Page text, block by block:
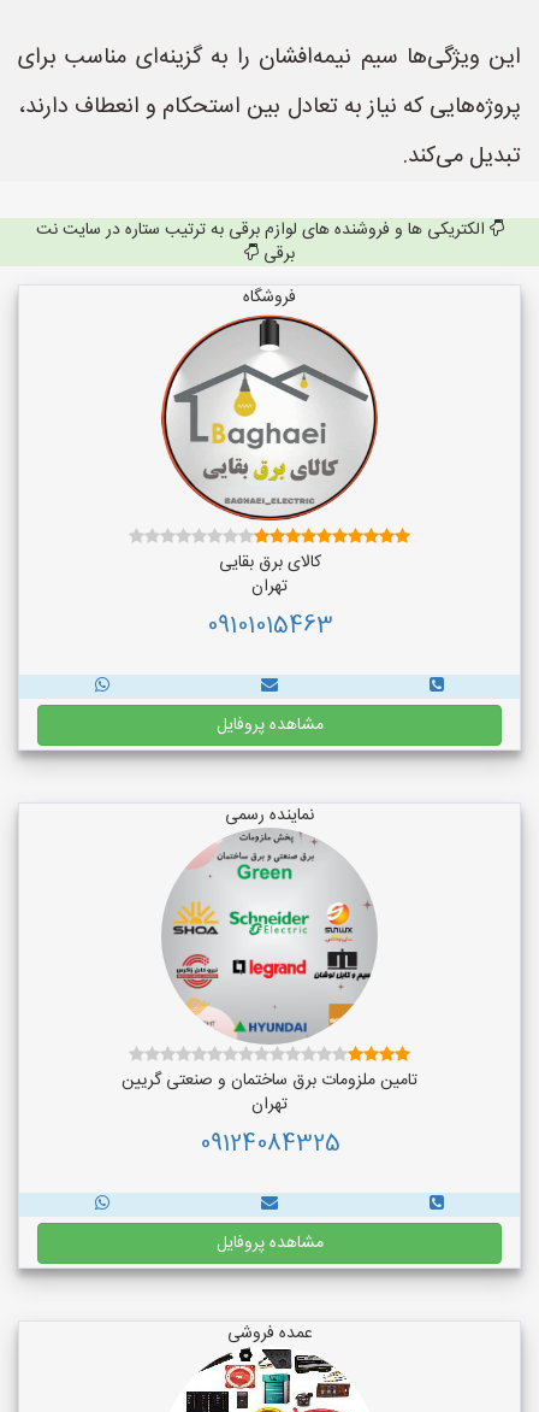
این ویژگی‌ها سیم نیمه‌افشان را به گزینه‌ای مناسب برای
پروژه‌هایی که نیاز به تعادل بین استحکام و انعطاف دارند،
تبدیل می‌کند.
الکتریکی ها و فروشنده های لوازم برقی به ترتیب ستاره در سایت نت
برقی
فروشگاه
کالای برق بقایی
تهران
09101015463
مشاهده پروفایل
نماینده رسمی
تامین ملزومات برق ساختمان و صنعتی گریین
تهران
09124084325
مشاهده پروفایل
عمده فروشی